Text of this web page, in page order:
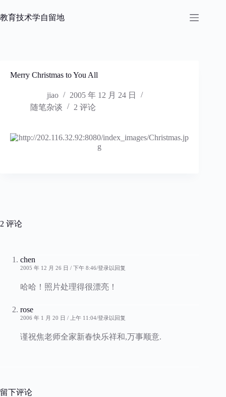
过
教育技术学自留地
Merry Christmas to You All
jiao
2005 年 12 月 24 日
随笔杂谈
2 评论
2 评论
chen
2005 年 12 月 26 日 / 下午 8:46 登录以回复
哈哈！照片处理得很漂亮！
rose
2006 年 1 月 20 日 / 上午 11:04 登录以回复
谨祝焦老师全家新春快乐祥和,万事顺意.
留下评论